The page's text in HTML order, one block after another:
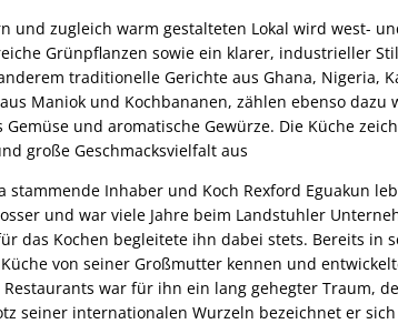
und zugleich warm gestalteten Lokal wird west-
Grünpflanzen sowie ein klarer, industrieller
traditionelle Gerichte aus Ghana, Nigeria,
Maniok und Kochbananen, zählen ebenso
und aromatische Gewürze. Die Küche
große Geschmacksvielfalt aus
stammende Inhaber und Koch Rexford Eguakun
und war viele Jahre beim Landstuhler
das Kochen begleitete ihn dabei stets. Bereits
von seiner Großmutter kennen und
Restaurants war für ihn ein lang gehegter Traum,
seiner internationalen Wurzeln bezeichnet er